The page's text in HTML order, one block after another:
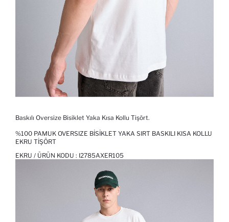
Baskılı Oversize Bisiklet Yaka Kısa Kollu Tişört.
%100 PAMUK OVERSIZE BISIKLET YAKA SIRT BASKILI KISA KOLLU
EKRU TIŞÖRT
EKRU / ÜRÜN KODU : I2785AXER105